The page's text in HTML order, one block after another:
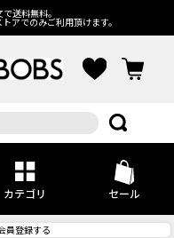
送料無料。
アでのみご利用頂けます。
カテゴリ セール
員登録する